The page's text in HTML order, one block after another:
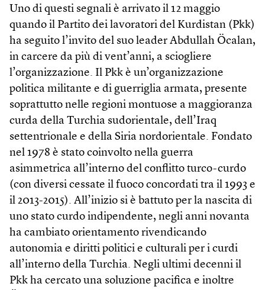
Uno di questi segnali è arrivato il 12 maggio
quando il Partito dei lavoratori del Kurdistan (Pkk)
ha seguito l’invito del suo leader Abdullah Öcalan,
in carcere da più di vent’anni, a sciogliere
l’organizzazione. Il Pkk è un’organizzazione
politica militante e di guerriglia armata, presente
soprattutto nelle regioni montuose a maggioranza
curda della Turchia sudorientale, dell’Iraq
settentrionale e della Siria nordorientale. Fondato
nel 1978 è stato coinvolto nella guerra
asimmetrica all’interno del conflitto turco-curdo
(con diversi cessate il fuoco concordati tra il 1993 e
il 2013-2015). All’inizio si è battuto per la nascita di
uno stato curdo indipendente, negli anni novanta
ha cambiato orientamento rivendicando
autonomia e diritti politici e culturali per i curdi
all’interno della Turchia. Negli ultimi decenni il
Pkk ha cercato una soluzione pacifica e inoltre